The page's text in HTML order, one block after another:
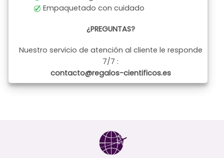
Empaquetado con cuidado
¿PREGUNTAS?
Nuestro servicio de atención al cliente le responde
7/7 :
contacto@regalos-cientificos.es